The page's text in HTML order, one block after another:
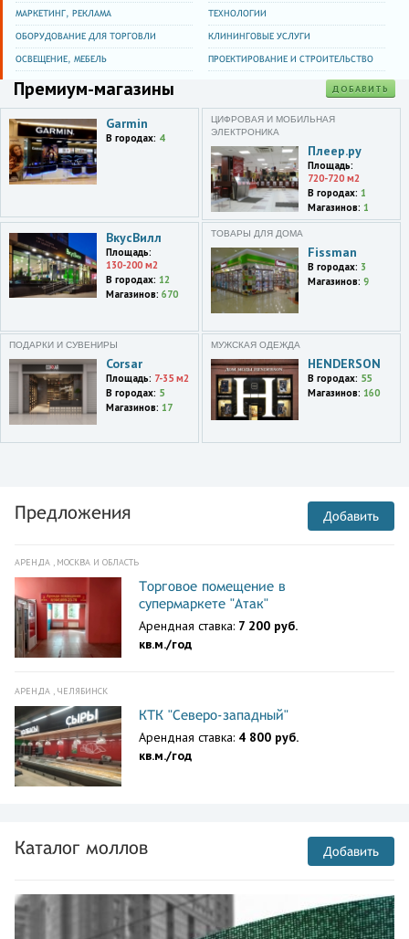
Коста,193
МАРКЕТИНГ, РЕКЛАМА ТЕХНОЛОГИИ
ОБОРУДОВАНИЕ ДЛЯ ТОРГОВЛИ КЛИНИНГОВЫЕ УСЛУГИ
ОСВЕЩЕНИЕ, МЕБЕЛЬ ПРОЕКТИРОВАНИЕ И СТРОИТЕЛЬСТВО
ДОБАВИТЬ
Премиум-магазины
Garmin
В городах: 4
ЦИФРОВАЯ И МОБИЛЬНАЯ
ЭЛЕКТРОНИКА
Плеер.ру
Площадь:
720-720 м2
В городах: 1
Магазинов: 1
ВкусВилл
Площадь:
130-200 м2
В городах: 12
Магазинов: 670
ТОВАРЫ ДЛЯ ДОМА
Fissman
В городах: 3
Магазинов: 9
ПОДАРКИ И СУВЕНИРЫ
Corsar
Площадь: 7-35 м2
В городах: 5
Магазинов: 17
МУЖСКАЯ ОДЕЖДА
HENDERSON
В городах: 55
Магазинов: 160
Предложения Добавить
АРЕНДА , МОСКВА И ОБЛАСТЬ
Торговое помещение в
супермаркете "Атак"
Арендная ставка: 7 200 руб.
кв.м./год
АРЕНДА , ЧЕЛЯБИНСК
КТК "Северо-западный"
Арендная ставка: 4 800 руб.
кв.м./год
Каталог моллов Добавить